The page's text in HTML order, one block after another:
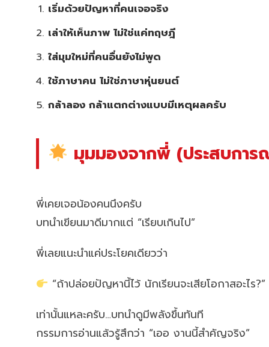
เริ่มด้วยปัญหาที่คนเจอจริง
เล่าให้เห็นภาพ ไม่ใช่แค่ทฤษฎี
ใส่มุมใหม่ที่คนอื่นยังไม่พูด
ใช้ภาษาคน ไม่ใช่ภาษาหุ่นยนต์
กล้าลอง กล้าแตกต่างแบบมีเหตุผลครับ
มุมมองจากพี่ (ประสบการ
พี่เคยเจอน้องคนนึงครับ
บทนำเขียนมาดีมากแต่ “เรียบเกินไป”
พี่เลยแนะนำแค่ประโยคเดียวว่า
“ถ้าปล่อยปัญหานี้ไว้ นักเรียนจะเสียโอกาสอะไร?”
เท่านั้นแหละครับ…บทนำดูมีพลังขึ้นทันที
กรรมการอ่านแล้วรู้สึกว่า “เออ งานนี้สำคัญจริง”